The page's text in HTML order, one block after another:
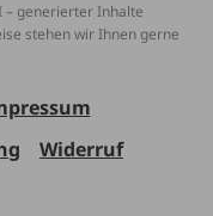
– generierter Inhalte
stehen wir Ihnen gerne
Widerruf